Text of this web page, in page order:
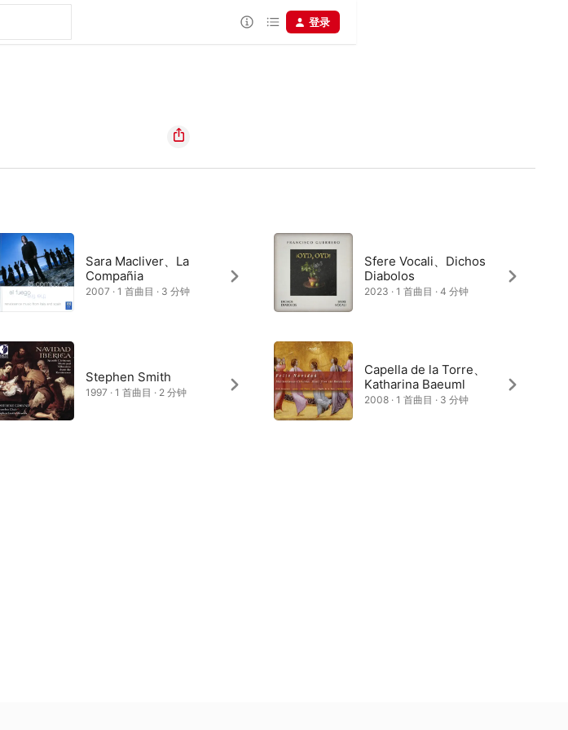
登录
Sara Macliver、La
Compañia
2007 · 1 首曲目 · 3 分钟
Sfere Vocali、Dichos
Diabolos
2023 · 1 首曲目 · 4 分钟
Stephen Smith
1997 · 1 首曲目 · 2 分钟
Capella de la Torre、
Katharina Baeuml
2008 · 1 首曲目 · 3 分钟